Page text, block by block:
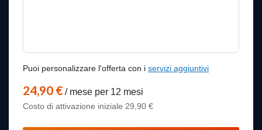
Puoi personalizzare l'offerta con i servizi aggiuntivi
24,90 € / mese per 12 mesi
Costo di attivazione iniziale 29,90 €